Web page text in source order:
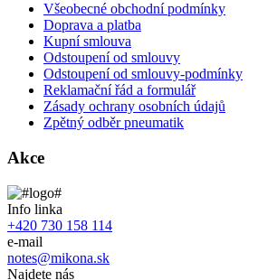
Všeobecné obchodní podmínky
Doprava a platba
Kupní smlouva
Odstoupení od smlouvy
Odstoupení od smlouvy-podmínky
Reklamační řád a formulář
Zásady ochrany osobních údajů
Zpětný odběr pneumatik
Akce
Info linka
+420 730 158 114
e-mail
notes@mikona.sk
Najdete nás